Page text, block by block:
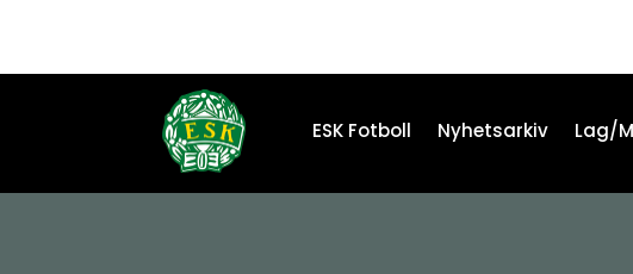
ESK Fotboll Nyhetsarkiv Lag/